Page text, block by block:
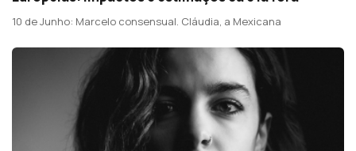
10 de Junho: Marcelo consensual. Cláudia, a Mexicana